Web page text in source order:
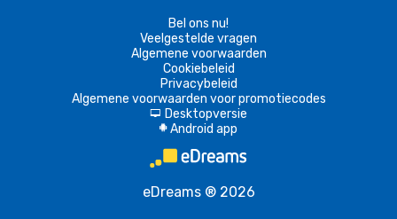
Bel ons nu!
Veelgestelde vragen
Algemene voorwaarden
Cookiebeleid
Privacybeleid
Algemene voorwaarden voor promotiecodes
d Desktopversie
A Android app
eDreams ® 2026